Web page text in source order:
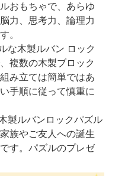
おもちゃで、あらゆ
力、思考力、論理力
。
な木製ルバン ロック
複数の木製ブロック
み立ては簡単ではあ
手順に従って慎重に
製ルバンロックパズル
族やご友人への誕生
す。パズルのプレゼ